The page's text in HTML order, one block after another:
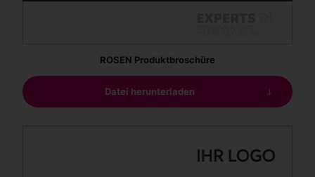
ROSEN Produktbroschüre
Datei herunterladen